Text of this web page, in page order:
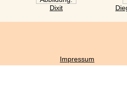
Dixit
Impressum